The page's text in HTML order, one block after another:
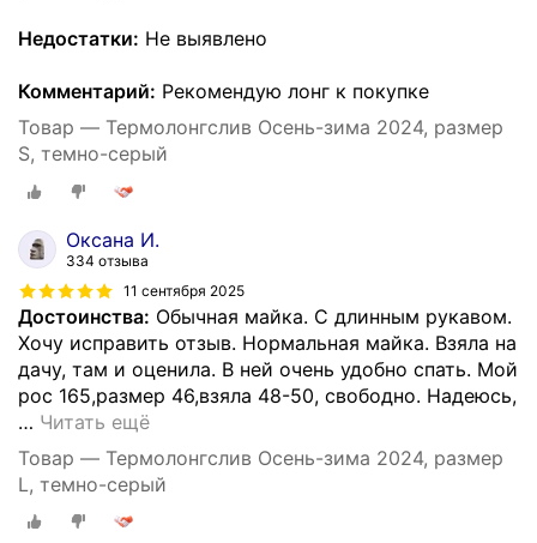
Недостатки: Не выявлено
Комментарий: Рекомендую лонг к покупке
Товар — Термолонгслив Осень-зима 2024, размер
S, темно-серый
Оксана И.
334 отзыва
11 сентября 2025
Достоинства: Обычная майка. С длинным рукавом.
Хочу исправить отзыв. Нормальная майка. Взяла на
дачу, там и оценила. В ней очень удобно спать. Мой
рос 165,размер 46,взяла 48-50, свободно. Надеюсь,
… Читать ещё
Товар — Термолонгслив Осень-зима 2024, размер
L, темно-серый